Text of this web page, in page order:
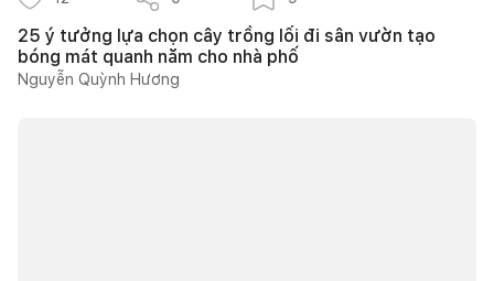
25 ý tưởng lựa chọn cây trồng lối đi sân vườn tạo
bóng mát quanh năm cho nhà phố
Nguyễn Quỳnh Hương